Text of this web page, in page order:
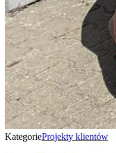
KategorieProjekty klientów